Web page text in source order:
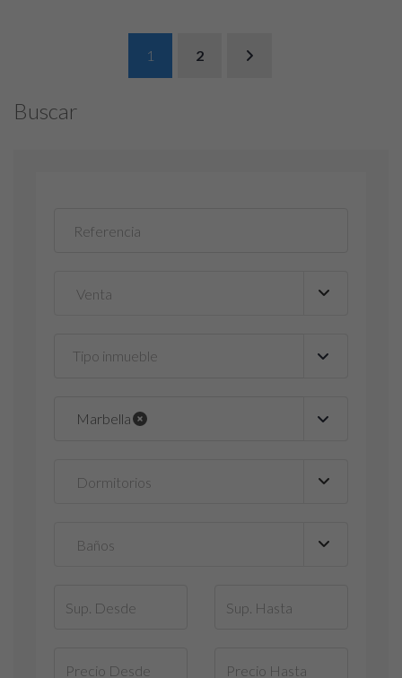
1 2
Buscar
Tipo inmueble ▼
Marbella